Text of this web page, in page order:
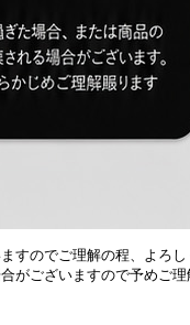
のでご理解の程、よろし
ございますので予めご理